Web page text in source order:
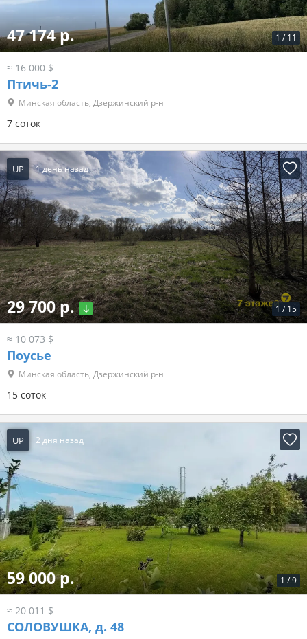
1 / 11
47 174 р.
≈ 16 000 $
Птичь-2
Минская область, Дзержинский р-н
7 соток
UP 1 день назад
1 / 15
29 700 р.
≈ 10 073 $
Поусье
Минская область, Дзержинский р-н
15 соток
UP 2 дня назад
1 /9
59 000 р.
≈ 20 011 $
СОЛОВУШКА, д. 48